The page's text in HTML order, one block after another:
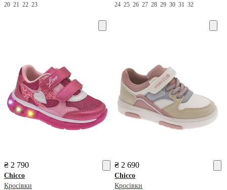
20 21 22 23 242526272829303132
₴ 2 790
Chicco
Кросівки
₴ 2 690
Chicco
Кросівки